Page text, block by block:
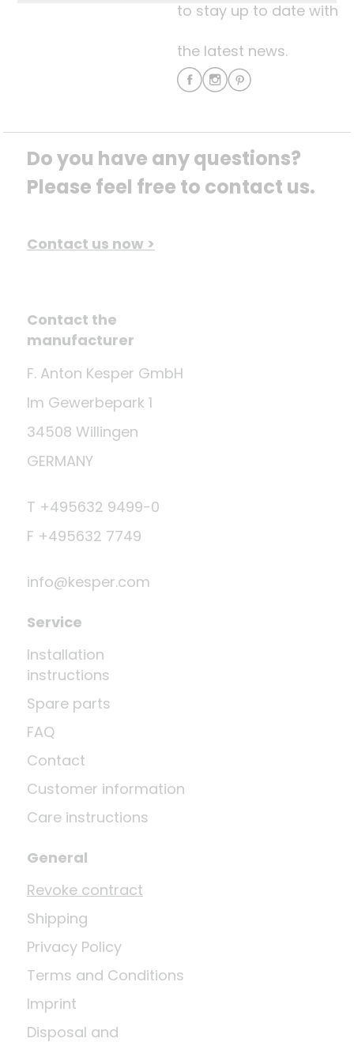
to stay up to date with
the latest news.
Do you have any questions?
Please feel free to contact us.
Contact us now >
Contact the
manufacturer
F. Anton Kesper GmbH
Im Gewerbepark 1
34508 Willingen
GERMANY
T +495632 9499-0
F +495632 7749
info@kesper.com
Service
Installation
instructions
Spare parts
FAQ
Contact
Customer information
Care instructions
General
Revoke contract
Shipping
Privacy Policy
Terms and Conditions
Imprint
Disposal and